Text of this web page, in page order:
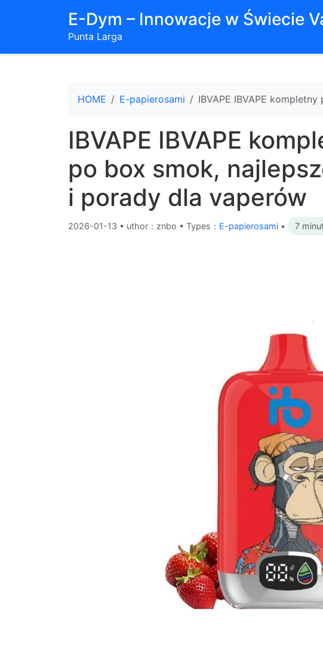
E-Dym – Innowacje w Świecie
Punta Larga
HOME E-papierosami IBVAPE IBVAPE
IBVAPE IBVAPE
po box smok,
i porady dla vaperów
2026-01-13 • uthor：znbo • Types： E-papierosami • 7